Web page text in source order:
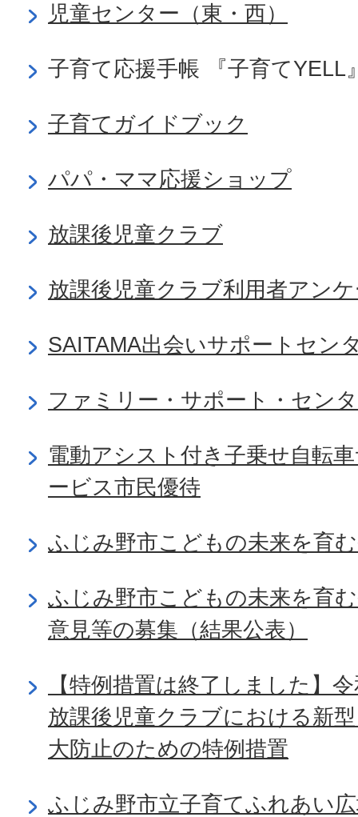
児童センター（東・西）
子育て応援手帳 『子育てYELL
子育てガイドブック
パパ・ママ応援ショップ
放課後児童クラブ
放課後児童クラブ利用者アン
SAITAMA出会いサポートセン
ファミリー・サポート・セン
電動アシスト付き子乗せ自転
ービス市民優待
ふじみ野市こどもの未来を育
ふじみ野市こどもの未来を育
意見等の募集（結果公表）
【特例措置は終了しました】
放課後児童クラブにおける新
大防止のための特例措置
ふじみ野市立子育てふれあい